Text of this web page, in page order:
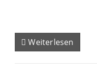
Weiterlesen